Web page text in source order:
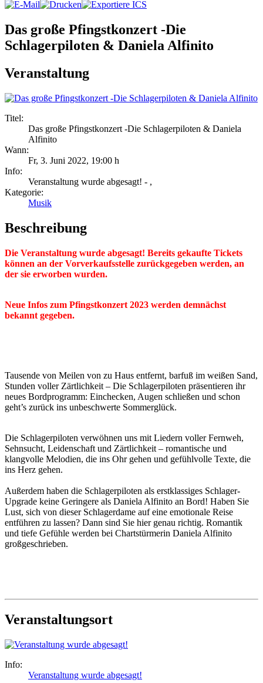
Das große Pfingstkonzert -Die
Schlagerpiloten & Daniela Alfinito
Veranstaltung
Titel:
Das große Pfingstkonzert -Die Schlagerpiloten & Daniela
Alfinito
Wann:
Fr, 3. Juni 2022, 19:00 h
Info:
Veranstaltung wurde abgesagt! - ,
Kategorie:
Musik
Beschreibung
Die Veranstaltung wurde abgesagt! Bereits gekaufte Tickets
können an der Vorverkaufsstelle zurückgegeben werden, an
der sie erworben wurden.
Neue Infos zum Pfingstkonzert 2023 werden demnächst
bekannt gegeben.
Tausende von Meilen von zu Haus entfernt, barfuß im weißen Sand,
Stunden voller Zärtlichkeit – Die Schlagerpiloten präsentieren ihr
neues Bordprogramm: Einchecken, Augen schließen und schon
geht’s zurück ins unbeschwerte Sommerglück.
Die Schlagerpiloten verwöhnen uns mit Liedern voller Fernweh,
Sehnsucht, Leidenschaft und Zärtlichkeit – romantische und
klangvolle Melodien, die ins Ohr gehen und gefühlvolle Texte, die
ins Herz gehen.
Außerdem haben die Schlagerpiloten als erstklassiges Schlager-
Upgrade keine Geringere als Daniela Alfinito an Bord! Haben Sie
Lust, sich von dieser Schlagerdame auf eine emotionale Reise
entführen zu lassen? Dann sind Sie hier genau richtig. Romantik
und tiefe Gefühle werden bei Chartstürmerin Daniela Alfinito
großgeschrieben.
Veranstaltungsort
Info:
Veranstaltung wurde abgesagt!